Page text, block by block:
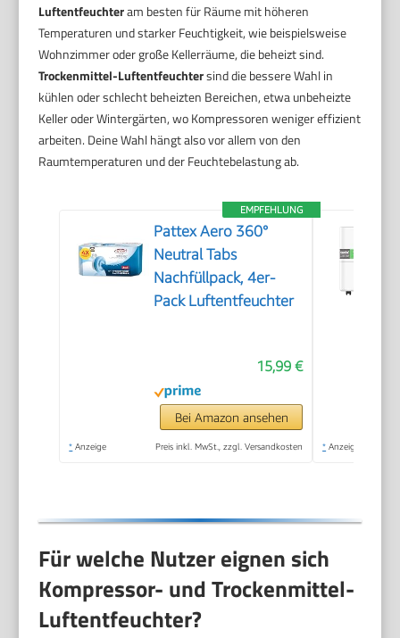
Luftentfeuchteram besten für Räume mit höheren
Temperaturen und starker Feuchtigkeit, wie beispielsweise
Wohnzimmer oder große Kellerräume, die beheizt sind.
Trockenmittel-Luftentfeuchtersind die bessere Wahl in
kühlen oder schlecht beheizten Bereichen, etwa unbeheizte
Keller oder Wintergärten, wo Kompressoren weniger effizient
arbeiten. Deine Wahl hängt also vor allem von den
Raumtemperaturen und der Feuchtebelastung ab.
EMPFEHLUNG
Pattex Aero 360°
Neutral Tabs
Nachfüllpack, 4er-
Pack Luftentfeuchter
15,99 €
Bei Amazon ansehen
* Anzeige Preis inkl. MwSt., zzgl. Versandkosten * Anzeige
Für welche Nutzer eignen sich
Kompressor- und Trockenmittel-
Luftentfeuchter?